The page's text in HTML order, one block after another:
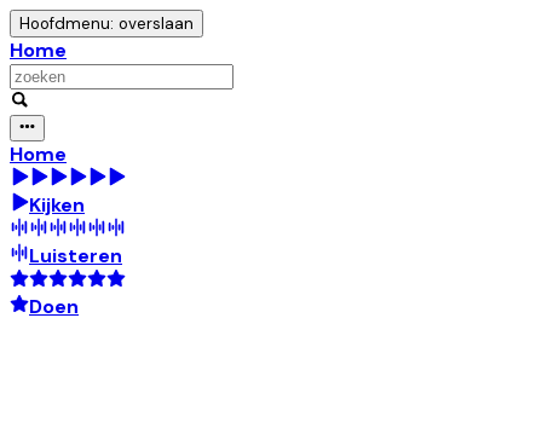
Hoofdmenu: overslaan
Home
Home
Kijken
Luisteren
Doen